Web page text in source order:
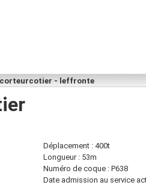
- leffronte
Déplacement : 400t
Longueur : 53m
Numéro de coque : P638
Date admission au service